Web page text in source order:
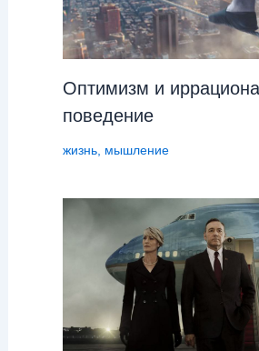
Оптимизм и
поведение
жизнь, мышление